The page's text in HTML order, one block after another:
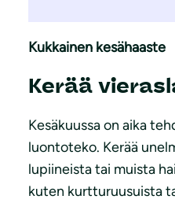
Kukkainen kesähaaste
Kerää
Kesäkuussa on aika
luontoteko. Kerää
lupiineista tai muista
kuten kurtturuusuista